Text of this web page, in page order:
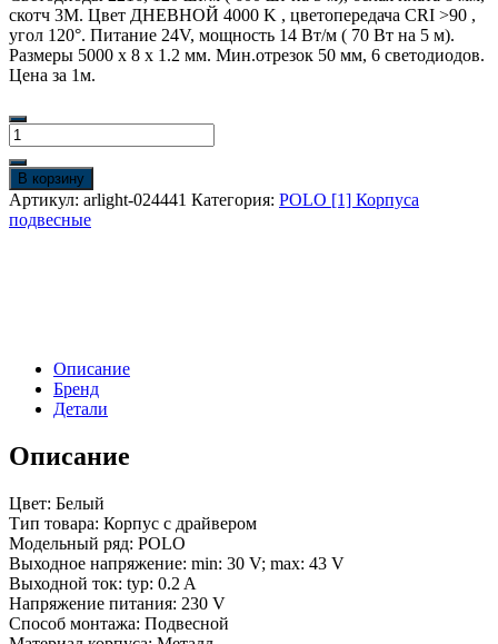
скотч 3M. Цвет ДНЕВНОЙ 4000 K , цветопередача CRI >90 ,
угол 120°. Питание 24V, мощность 14 Вт/м ( 70 Вт на 5 м).
Размеры 5000 x 8 x 1.2 мм. Мин.отрезок 50 мм, 6 светодиодов.
Цена за 1м.
Количество
товара
Корпус
SP-
POLO-
HANG-
(Arlight,
IP20
Металл,
года)
В корзину
Артикул: arlight-024441 Категория: POLO [1] Корпуса
подвесные
Описание
Бренд
Детали
Описание
Цвет: Белый
Тип товара: Корпус с драйвером
Модельный ряд: POLO
Выходное напряжение: min: 30 V; max: 43 V
Выходной ток: typ: 0.2 A
Напряжение питания: 230 V
Способ монтажа: Подвесной